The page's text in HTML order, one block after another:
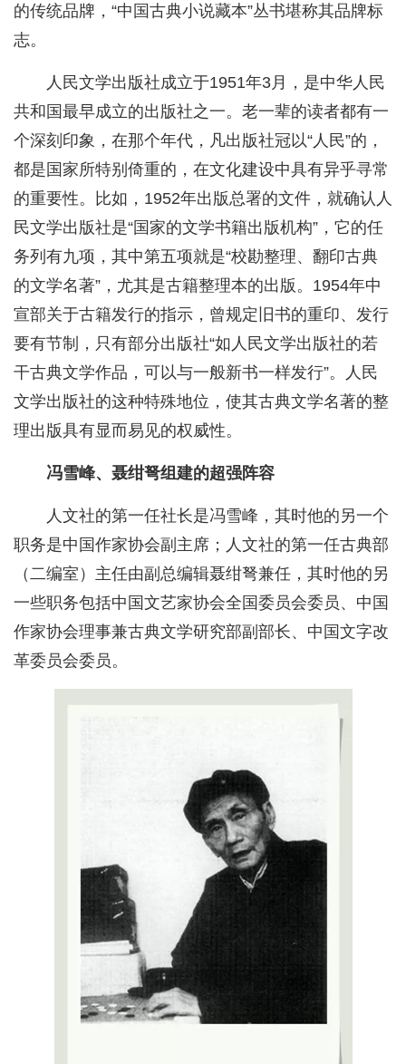
的传统品牌，“中国古典小说藏本”丛书堪称其品牌标
志。
人民文学出版社成立于1951年3月，是中华人民
共和国最早成立的出版社之一。老一辈的读者都有一
个深刻印象，在那个年代，凡出版社冠以“人民”的，
都是国家所特别倚重的，在文化建设中具有异乎寻常
的重要性。比如，1952年出版总署的文件，就确认人
民文学出版社是“国家的文学书籍出版机构”，它的任
务列有九项，其中第五项就是“校勘整理、翻印古典
的文学名著”，尤其是古籍整理本的出版。1954年中
宣部关于古籍发行的指示，曾规定旧书的重印、发行
要有节制，只有部分出版社“如人民文学出版社的若
干古典文学作品，可以与一般新书一样发行”。人民
文学出版社的这种特殊地位，使其古典文学名著的整
理出版具有显而易见的权威性。
冯雪峰、聂绀弩组建的超强阵容
人文社的第一任社长是冯雪峰，其时他的另一个
职务是中国作家协会副主席；人文社的第一任古典部
（二编室）主任由副总编辑聂绀弩兼任，其时他的另
一些职务包括中国文艺家协会全国委员会委员、中国
作家协会理事兼古典文学研究部副部长、中国文字改
革委员会委员。